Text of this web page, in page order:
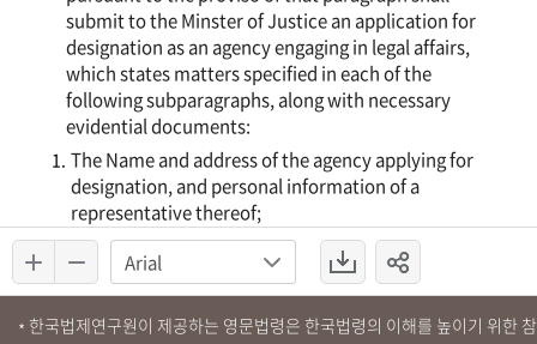
* 한국법제연구원이 제공하는 영문법령은 한국법령의 이해를 높이기 위한